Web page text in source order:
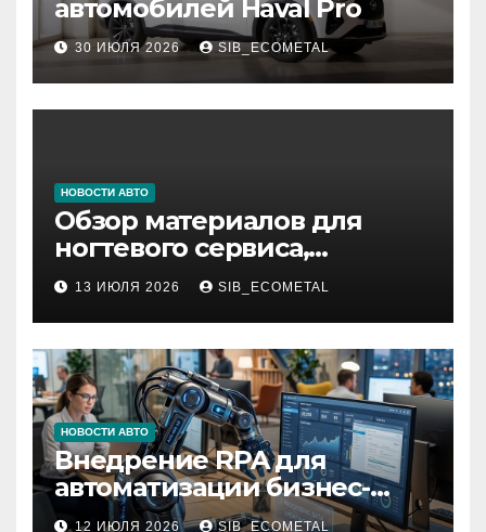
автомобилей Haval Pro
30 ИЮЛЯ 2026 SIB_ECOMETAL
НОВОСТИ АВТО
Обзор материалов для
ногтевого сервиса,
наращивания ресниц и
депиляции
13 ИЮЛЯ 2026 SIB_ECOMETAL
НОВОСТИ АВТО
Внедрение RPA для
автоматизации бизнес-
процессов
12 ИЮЛЯ 2026 SIB_ECOMETAL